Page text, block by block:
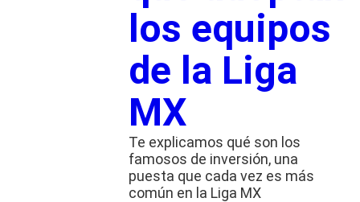
los equipos
de la Liga
MX
Te explicamos qué son los
famosos de inversión, una
puesta que cada vez es más
común en la Liga MX